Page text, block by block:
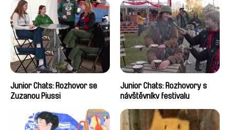
Junior Chats: Rozhovor se
Zuzanou Piussi
Junior Chats: Rozhovory s
návštěvníky festivalu